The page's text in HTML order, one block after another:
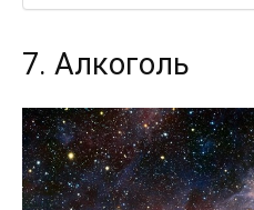
7. Алкоголь